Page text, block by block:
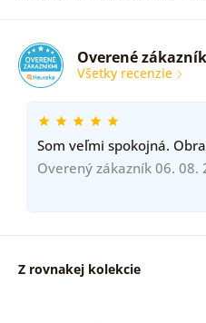
Overené
Všetky recenzie
Som veľmi spokojná.
Overený zákazník 06. 08.
Z rovnakej kolekcie